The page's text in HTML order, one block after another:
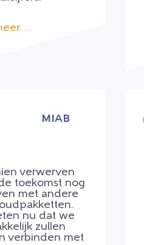
MIAB
verwerven
toekomst nog
met andere
nu dat we
zullen
verbinden met